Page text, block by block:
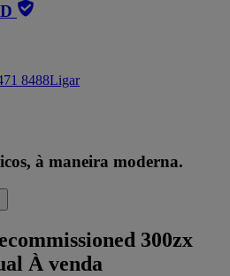
8488Ligar
à maneira moderna.
300zx
À venda